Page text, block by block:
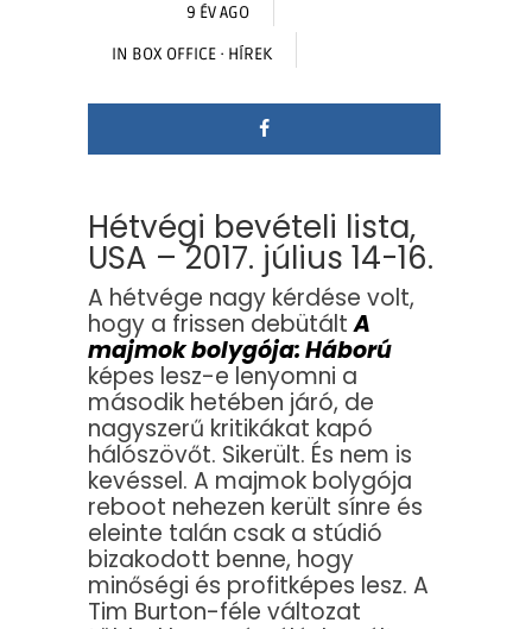
9 ÉV AGO
IN BOX OFFICE · HÍREK
Hétvégi bevételi lista,
USA – 2017. július 14-16.
A hétvége nagy kérdése volt,
hogy a frissen debütáltA
majmok bolygója: Háború
képes lesz-e lenyomni a
második hetében járó, de
nagyszerű kritikákat kapó
hálószövőt. Sikerült. És nem is
kevéssel. A majmok bolygója
reboot nehezen került sínre és
eleinte talán csak a stúdió
bizakodott benne, hogy
minőségi és profitképes lesz. A
Tim Burton-féle változat